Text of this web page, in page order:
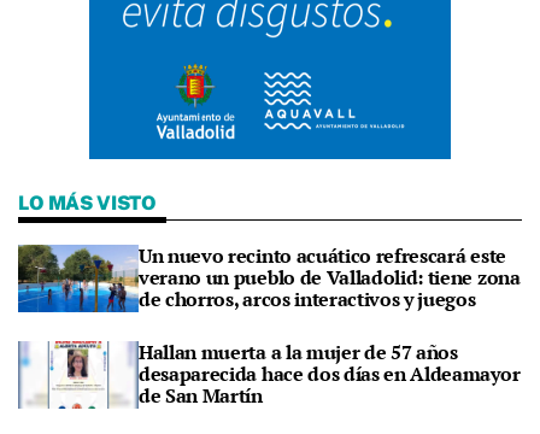
LO MÁS VISTO
Un nuevo recinto acuático refrescará este
verano un pueblo de Valladolid: tiene zona
de chorros, arcos interactivos y juegos
Hallan muerta a la mujer de 57 años
desaparecida hace dos días en Aldeamayor
de San Martín